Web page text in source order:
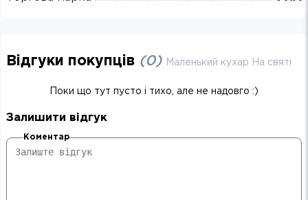
Відгуки покупців (0) Маленький кухар На святі
Поки що тут пусто і тихо, але не надовго :)
Залишити відгук
Коментар